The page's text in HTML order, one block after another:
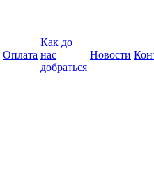
Оплата
Как до
нас
добраться
Новости